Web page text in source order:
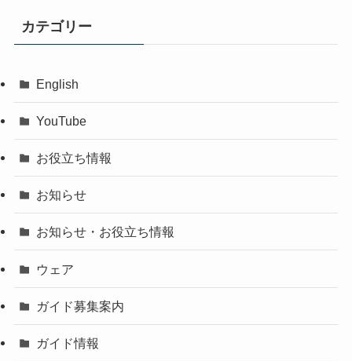
カテゴリー
English
YouTube
お役立ち情報
お知らせ
お知らせ・お役立ち情報
ウェア
ガイド募集案内
ガイド情報